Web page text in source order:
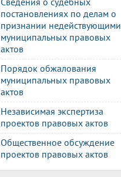
постановлениях по делам о
признании недействующими
муниципальных правовых
актов
Порядок обжалования
муниципальных правовых
актов
Независимая экспертиза
проектов правовых актов
Общественное обсуждение
проектов правовых актов